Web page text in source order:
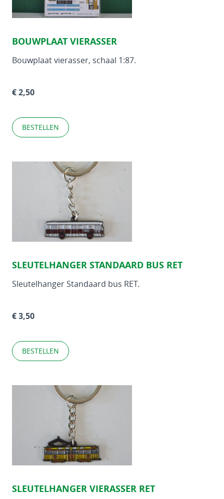
BOUWPLAAT VIERASSER
Bouwplaat vierasser, schaal 1:87.
€ 2,50
BESTELLEN
SLEUTELHANGER STANDAARD BUS RET
Sleutelhanger Standaard bus RET.
€ 3,50
BESTELLEN
SLEUTELHANGER VIERASSER RET